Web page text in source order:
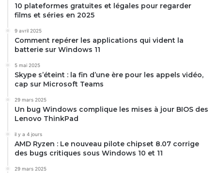
10 plateformes gratuites et légales pour regarder
films et séries en 2025
9 avril 2025
Comment repérer les applications qui vident la
batterie sur Windows 11
5 mai 2025
Skype s’éteint : la fin d’une ère pour les appels vidéo,
cap sur Microsoft Teams
29 mars 2025
Un bug Windows complique les mises à jour BIOS des
Lenovo ThinkPad
il y a 4 jours
AMD Ryzen : Le nouveau pilote chipset 8.07 corrige
des bugs critiques sous Windows 10 et 11
29 mars 2025